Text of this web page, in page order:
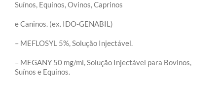
Suínos, Equinos, Ovinos, Caprinos
e Caninos. (ex. IDO-GENABIL)
– MEFLOSYL 5%, Solução Injectável.
– MEGANY 50 mg/ml, Solução Injectável para Bovinos,
Suínos e Equinos.